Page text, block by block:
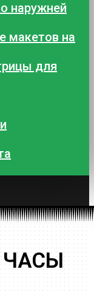
наружней
макетов на
для
ЧАСЫ